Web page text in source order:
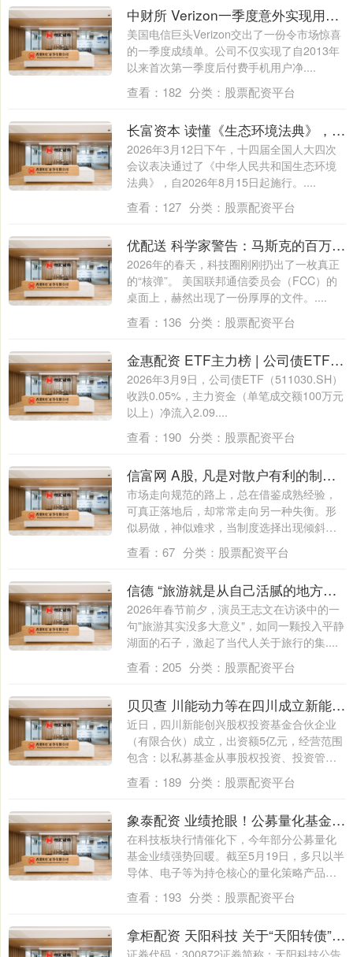
中财所 Verizon一季度意外实现用户正增长，上调全年业绩指引
美国电信巨头Verizon交出了一份令市场惊喜
的一季度成绩单。公司不仅实现了自2013年
以来首次第一季度后付费手机用户净....
查看： 182 分类： 股票配资平台
长富资本 读懂《生态环境法典》，从这些“热词”开始
2026年3月12日下午，十四届全国人大四次
会议表决通过了《中华人民共和国生态环境
法典》，自2026年8月15日起施行。....
查看： 127 分类： 股票配资平台
优配送 科学家警告：马斯克的百万颗卫星计划，或将人类永远困在地球
2026年的春天，科技圈刚刚扔出了一枚真正
的“核弹”。 美国联邦通信委员会（FCC）的
桌面上，赫然出现了一份厚厚的文件。....
查看： 136 分类： 股票配资平台
金惠配资 ETF主力榜 | 公司债ETF(511030)主力资金净流入2.09亿元，居全市场第一梯队-20260309
2026年3月9日，公司债ETF（511030.SH）
收跌0.05%，主力资金（单笔成交额100万元
以上）净流入2.09....
查看： 190 分类： 股票配资平台
信富网 A股, 凡是对散户有利的制度, 一个没有学过来, 因为人家强调国情
市场走向规范的路上，总在借鉴成熟经验，
可真正落地后，却常常走向另一种失衡。形
似易做，神似难求，当制度选择出现倾斜，
生态便....
查看： 67 分类： 股票配资平台
信德 “旅游就是从自己活腻的地方去别人活腻的地方？”王志文犀利发问，嘉恒小包团用文化沉浸给出答案
2026年春节前夕，演员王志文在访谈中的一
句"旅游其实没多大意义"，如同一颗投入平静
湖面的石子，激起了当代人关于旅行的集....
查看： 205 分类： 股票配资平台
贝贝查 川能动力等在四川成立新能创兴股权投资基金
近日，四川新能创兴股权投资基金合伙企业
（有限合伙）成立，出资额5亿元，经营范围
包含：以私募基金从事股权投资、投资管
理、资....
查看： 189 分类： 股票配资平台
象泰配资 业绩抢眼！公募量化基金发行频出“爆款”
在科技板块行情催化下，今年部分公募量化
基金业绩强势回暖。截至5月19日，多只以半
导体、电子等为持仓核心的量化策略产品年
内....
查看： 193 分类： 股票配资平台
拿柜配资 天阳科技 关于“天阳转债”即将停止转股暨赎回前最后一个交易日的重要提示性公告
证券代码：300872证券简称：天阳科技公告